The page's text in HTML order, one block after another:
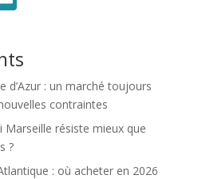
d’Azur : un marché toujours
contraintes
résiste mieux que
?
: où acheter en 2026